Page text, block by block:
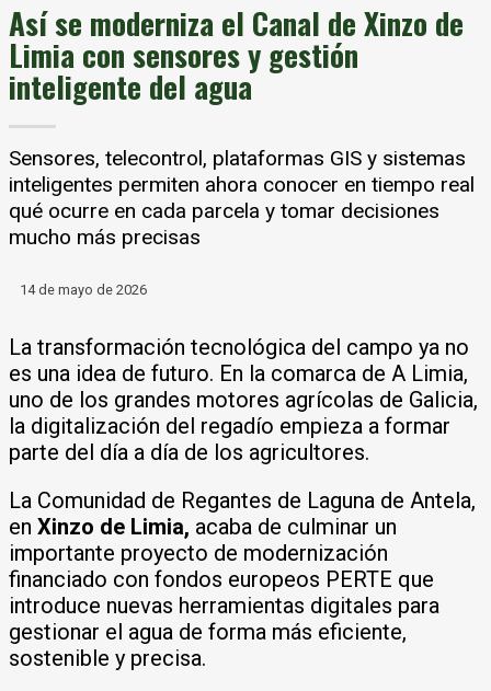
Así se moderniza el Canal de Xinzo de
Limia con sensores y gestión
inteligente del agua
Sensores, telecontrol, plataformas GIS y sistemas
inteligentes permiten ahora conocer en tiempo real
qué ocurre en cada parcela y tomar decisiones
mucho más precisas
14 de mayo de 2026
La transformación tecnológica del campo ya no
es una idea de futuro. En la comarca de A Limia,
uno de los grandes motores agrícolas de Galicia,
la digitalización del regadío empieza a formar
parte del día a día de los agricultores.
La Comunidad de Regantes de Laguna de Antela,
en Xinzo de Limia, acaba de culminar un
importante proyecto de modernización
financiado con fondos europeos PERTE que
introduce nuevas herramientas digitales para
gestionar el agua de forma más eficiente,
sostenible y precisa.